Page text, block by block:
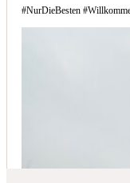
#NurDieBesten